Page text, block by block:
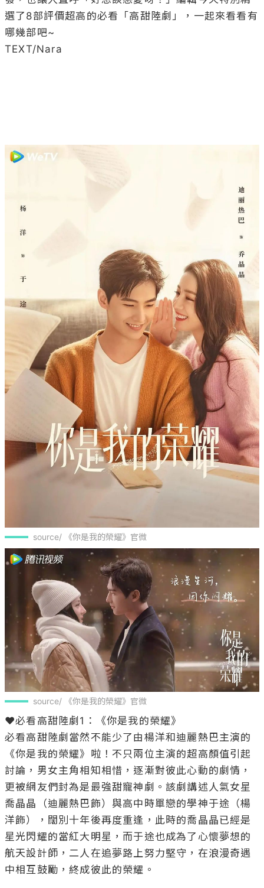
選了8部評價超高的必看「高甜陸劇」，一起來看看有
哪幾部吧~
TEXT/Nara
source/ 《你是我的榮耀》官微
source/ 《你是我的榮耀》官微
❤️必看高甜陸劇1：《你是我的榮耀》
必看高甜陸劇當然不能少了由楊洋和迪麗熱巴主演的
《你是我的榮耀》啦！不只兩位主演的超高顏值引起
討論，男女主角相知相惜，逐漸對彼此心動的劇情，
更被網友們封為是最強甜寵神劇。該劇講述人氣女星
喬晶晶（迪麗熱巴飾）與高中時單戀的學神于途（楊
洋飾），闊別十年後再度重逢，此時的喬晶晶已經是
星光閃耀的當紅大明星，而于途也成為了心懷夢想的
航天設計師，二人在追夢路上努力堅守，在浪漫奇遇
中相互鼓勵，終成彼此的榮耀。